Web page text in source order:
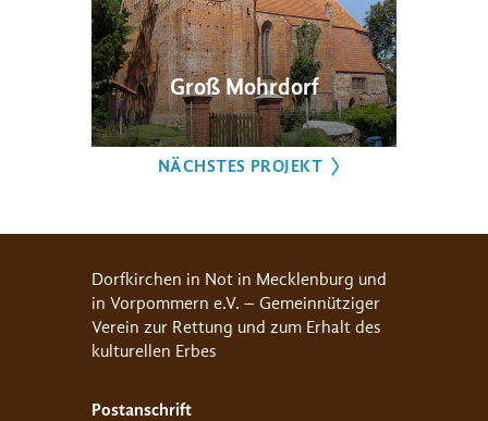
Groß Mohrdorf
NÄCHSTES PROJEKT
Dorfkirchen in Not in Mecklenburg und
in Vorpommern e.V. – Gemeinnütziger
Verein zur Rettung und zum Erhalt des
kulturellen Erbes
Postanschrift